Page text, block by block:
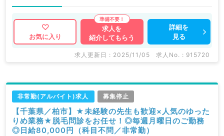
お気に入り
求人を
紹介してもらう
詳細を
見る
求人更新日 : 2025/11/05 求人No. : 915720
非常勤(アルバイト)求人 募集停止
【千葉県／柏市】★未経験の先生も歓迎×人気のゆった
りめ業務★脱毛問診をお任せ！◎毎週月曜日のご勤務
◎日給80,000円（科目不問／非常勤）